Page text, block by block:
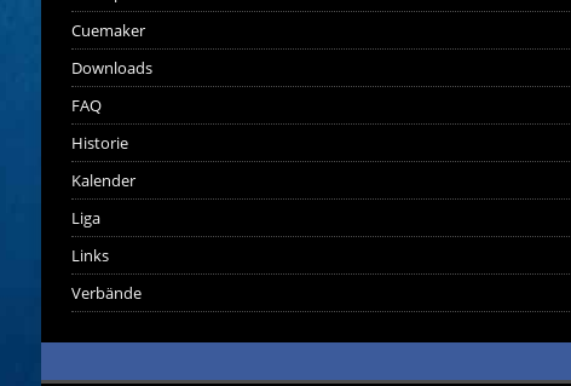
Cuemaker
Downloads
FAQ
Historie
Kalender
Liga
Links
Verbände